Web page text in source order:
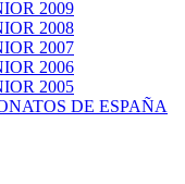
2009
2008
2007
2006
2005
DE ESPAÑA